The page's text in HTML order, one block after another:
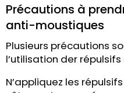
Précautions à
anti-moustiques
Plusieurs précautions
l’utilisation der
N’appliquez les